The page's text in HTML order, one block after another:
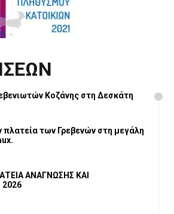
Κοζάνης στη Δεσκάτη
πλατεία των Γρεβενών στη μεγάλη
ΑΝΑΓΝΩΣΗΣ ΚΑΙ